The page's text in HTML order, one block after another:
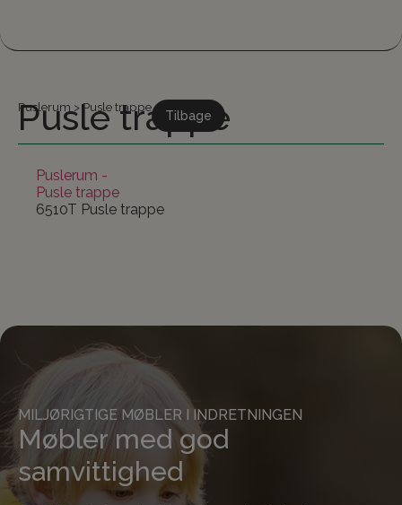
Pusle trappe
Puslerum >Pusle trappe
Tilbage
Puslerum -
Pusle trappe
6510T Pusle trappe
MILJØRIGTIGE MØBLER I INDRETNINGEN
Møbler med god
samvittighed